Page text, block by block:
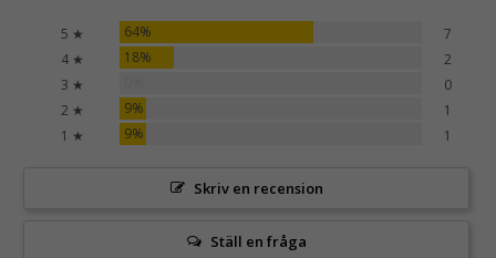
5 ★ 64%
7
4 ★
18%
2
3 ★
0
2 ★
9%
1
1 ★
9% 1
Skriv en recension
Ställ en fråga